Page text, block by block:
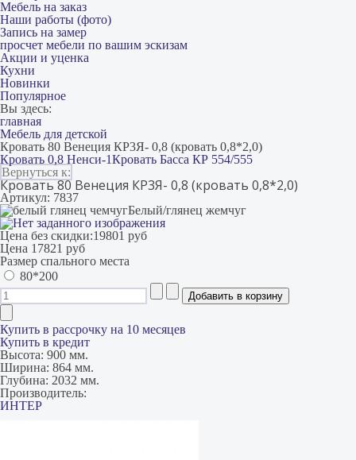
Мебель на заказ
Наши работы (фото)
Запись на замер
просчет мебели по вашим эскизам
Акции и уценка
Кухни
Новинки
Популярное
Вы здесь:
главная
Мебель для детской
Кровать 80 Венеция КР3Я- 0,8 (кровать 0,8*2,0)
Кровать 0,8 Ненси-1Кровать Басса КР 554/555
Вернуться к:
Кровать 80 Венеция КР3Я- 0,8 (кровать 0,8*2,0)
Артикул: 7837
Белый/глянец жемчуг
Цена без скидки:19801 руб
Цена 17821 руб
Размер спального места
80*200
Купить в рассрочку на 10 месяцев
Купить в кредит
Высота: 900 мм.
Ширина: 864 мм.
Глубина: 2032 мм.
Производитель:
ИНТЕР